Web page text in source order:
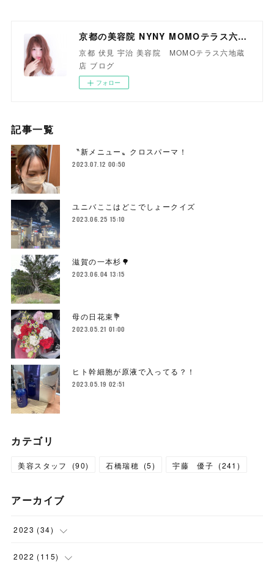
京都の美容院 NYNY MOMOテラス六地蔵店
京都 伏見 宇治 美容院 MOMOテラス六地蔵
店 ブログ
フォロー
記事一覧
〝新メニュー〟クロスパーマ！
2023.07.12 00:50
ユニバここはどこでしょークイズ
2023.06.25 15:10
滋賀の一本杉🌳
2023.06.04 13:15
母の日花束💐
2023.05.21 01:00
ヒト幹細胞が原液で入ってる？！
2023.05.19 02:51
カテゴリ
美容スタッフ (90) 石橋瑞穂 (5) 宇藤 優子 (241 )
アーカイブ
2023 (34)
( 1 )
2022 (115)